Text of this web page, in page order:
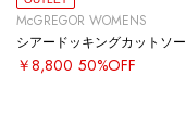
McGREGOR WOMENS
シアードッキングカットソー
￥8,800 50%OFF